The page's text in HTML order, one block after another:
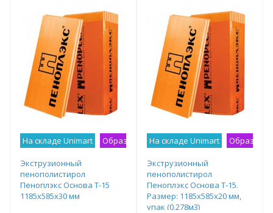
На складе Unimart Образец на экспозиции
Экструзионный
пенополистирол
Пеноплэкс Основа Т-15
1185х585х30 мм
На складе Unimart Образец
Экструзионный
пенополистирол
Пеноплэкс Основа Т-15.
Размер: 1185х585х20 мм,
упак (0.278м3)